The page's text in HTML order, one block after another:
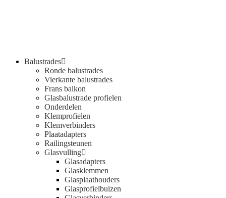
Balustrades
Ronde balustrades
Vierkante balustrades
Frans balkon
Glasbalustrade profielen
Onderdelen
Klemprofielen
Klemverbinders
Plaatadapters
Railingsteunen
Glasvulling
Glasadapters
Glasklemmen
Glasplaathouders
Glasprofielbuizen